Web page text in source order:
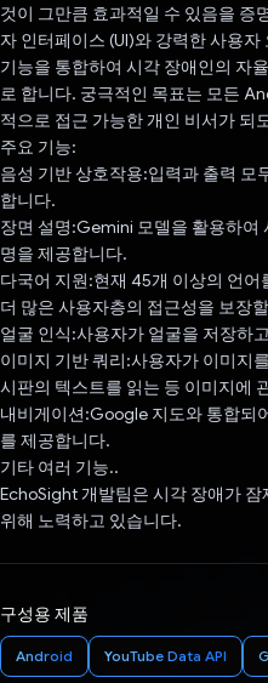
것이 그만큼 효과적일 수 있음을 증
자 인터페이스 (UI)와 강력한 사용
기능을 통합하여 시각 장애인의 자
로 합니다. 궁극적인 목표는 모든
적으로 접근 가능한 개인 비서가 되
주요 기능:
음성 기반 상호작용:입력과 출력 모
합니다.
장면 설명:Gemini 모델을 활용하여
명을 제공합니다.
다국어 지원:현재 45개 이상의 언어
더 많은 사용자층의 접근성을 보장
얼굴 인식:사용자가 얼굴을 저장하
이미지 기반 쿼리:사용자가 이미지
시판의 텍스트를 읽는 등 이미지에
내비게이션:Google 지도와 통합되
를 제공합니다.
기타 여러 기능..
EchoSight 개발팀은 시각 장애가
위해 노력하고 있습니다.
구성용 제품
Android YouTube Data API